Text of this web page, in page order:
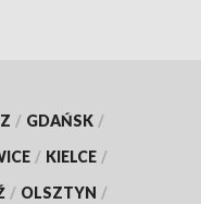
/ GDAŃSK /
/ KIELCE /
/ OLSZTYN /